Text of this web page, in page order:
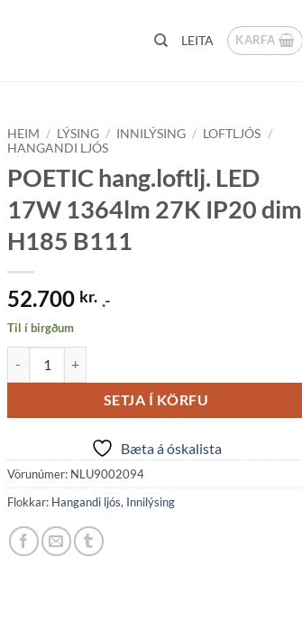
LEITA KARFA
HEIM / LÝSING / INNILÝSING / LOFTLJÓS /
HANGANDI LJÓS
POETIC hang.loftlj. LED
17W 1364lm 27K IP20 dim
H185 B111
52.700 kr. .-
Til í birgðum
SETJA Í KÖRFU
Bæta á óskalista
Vörunúmer: NLU9002094
Flokkar: Hangandi ljós, Innilýsing